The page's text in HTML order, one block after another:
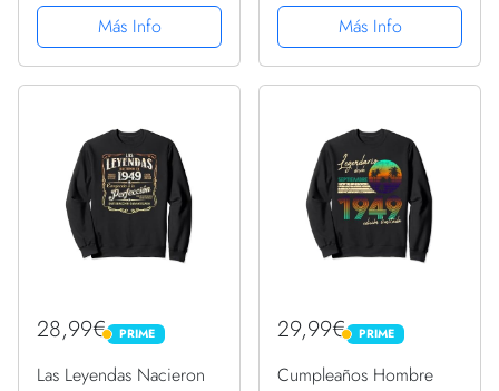
Más Info
Más Info
28,99€ PRIME
PRIME
Las Leyendas Nacieron
29,99€ PRIME
PRIME
Cumpleaños Hombre